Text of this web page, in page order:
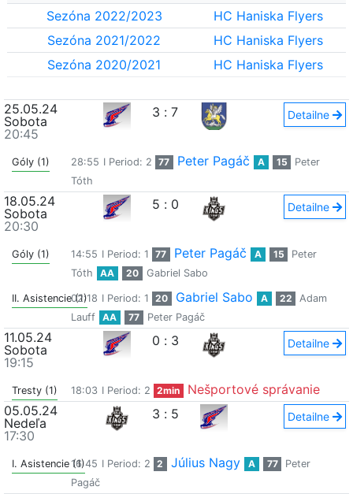
Sezóna 2022/2023
HC Haniska Flyers
Sezóna 2021/2022
HC Haniska Flyers
Sezóna 2020/2021
HC Haniska Flyers
25.05.24
Sobota
20:45
3 : 7 Detailne
Góly (1) 28:55 I Period: 2 77 Peter Pagáč A 15
Peter
Tóth
18.05.24
Sobota
20:30
5 : 0 Detailne
Góly (1) 14:55 I Period: 1 77 Peter Pagáč A 15
Peter
Tóth
AA 20 Gabriel Sabo
II. Asistencie (1)
02:18 I Period: 1 20 Gabriel Sabo A 22
Adam
Lauff
AA 77 Peter Pagáč
11.05.24
Sobota
19:15
0 : 3 Detailne
Tresty (1) 18:03 I Period: 2 2min
Nešportové správanie
05.05.24
Nedeľa
17:30
3 : 5 Detailne
I. Asistencie (1)16:45 I Period: 2 2 Július Nagy A 77
Peter
Pagáč